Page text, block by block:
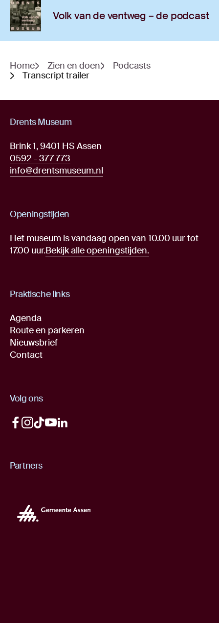
Volk van de ventweg – de podcast
Home Zien en doen
Podcasts
Transcript trailer
Drents Museum
Brink 1, 9401 HS Assen
0592 - 377 773
info@drentsmuseum.nl
Openingstijden
Het museum is vandaag open van 10.00 uur tot
17.00 uur.Bekijk alle openingstijden.
Praktische links
Agenda
Route en parkeren
Nieuwsbrief
Contact
Volg ons
Partners